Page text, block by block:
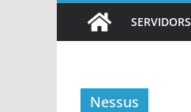
SERVIDORS
Nessus